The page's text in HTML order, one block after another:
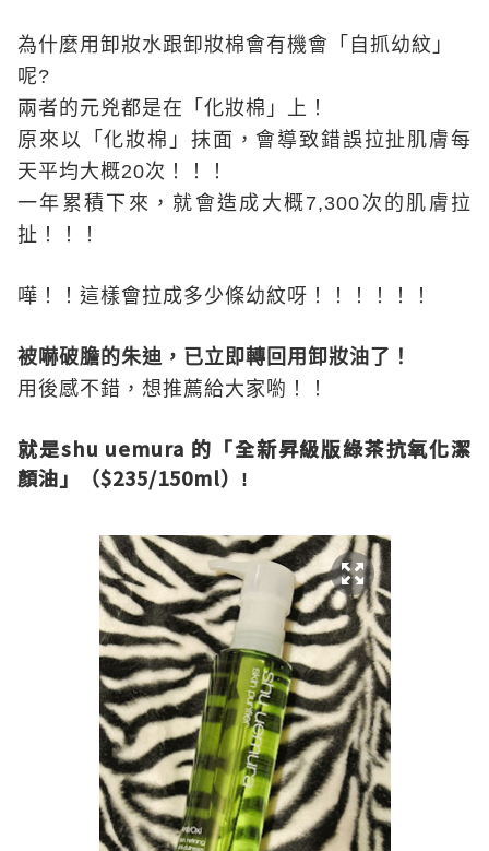
為什麼用卸妝水跟卸妝棉會有機會「自抓幼紋」
呢?
兩者的元兇都是在「化妝棉」上！
原來以「化妝棉」抹面，會導致錯誤拉扯肌膚每
天平均大概20次！！！
一年累積下來，就會造成大概7,300 次的肌膚拉
扯！！！
嘩！！這樣會拉成多少條幼紋呀！！！！！！
被嚇破膽的朱迪，已立即轉回用卸妝油了！
用後感不錯，想推薦給大家喲！！
就是shu uemura 的「全新昇級版綠茶抗氧化潔
顏油」（$235/150ml） !